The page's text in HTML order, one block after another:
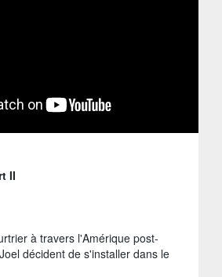
II
à travers l'Amérique post-
décident de s'installer dans le